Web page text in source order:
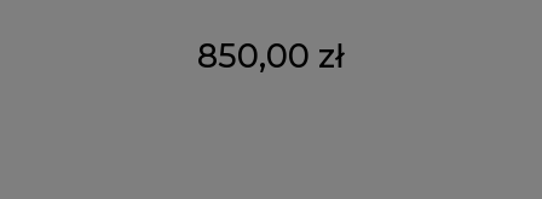
850,00 zł